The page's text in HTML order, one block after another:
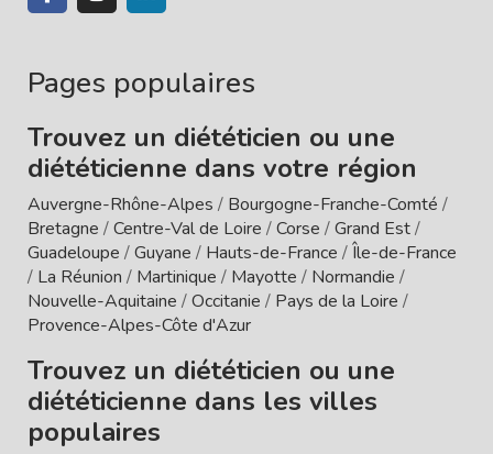
Pages populaires
Trouvez un diététicien ou une
diététicienne dans votre région
Auvergne-Rhône-Alpes / Bourgogne-Franche-Comté /
Bretagne /Centre-Val de Loire /Corse /Grand Est/
Guadeloupe /Guyane / Hauts-de-France /Île-de-France
/ La Réunion / Martinique / Mayotte / Normandie /
Nouvelle-Aquitaine /Occitanie / Pays de la Loire /
Provence-Alpes-Côte d'Azur
Trouvez un diététicien ou une
diététicienne dans les villes
populaires